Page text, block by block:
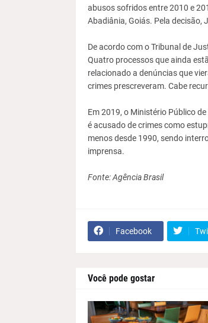
abusos sofridos entre 2010 e
Abadiânia, Goiás. Pela decisão,
De acordo com o Tribunal de
Quatro processos que ainda
relacionado a denúncias que
crimes prescreveram. Cabe
Em 2019, o Ministério Público
é acusado de crimes como
menos desde 1990, sendo
imprensa.
Fonte: Agência Brasil
Facebook
Você pode gostar